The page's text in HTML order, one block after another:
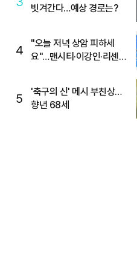
빗겨간다…예상 경로는?
4
"오늘 저녁 상암 피하세
요"…맨시티·이강인·리센느
5
'축구의 신' 메시 부친상…
향년 68세